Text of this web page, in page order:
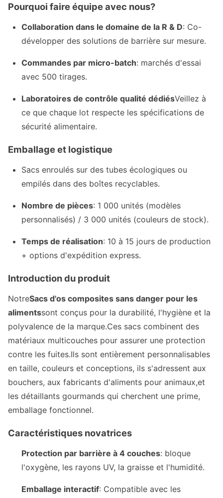
Pourquoi faire équipe avec nous?
Collaboration dans le domaine de la R & D: Co-
développer des solutions de barrière sur mesure.
Commandes par micro-batch: marchés d'essai
avec 500 tirages.
Laboratoires de contrôle qualité dédiésVeillez à
ce que chaque lot respecte les spécifications de
sécurité alimentaire.
Emballage et logistique
Sacs enroulés sur des tubes écologiques ou
empilés dans des boîtes recyclables.
Nombre de pièces: 1 000 unités (modèles
personnalisés) / 3 000 unités (couleurs de stock).
Temps de réalisation: 10 à 15 jours de production
+ options d'expédition express.
Introduction du produit
NotreSacs d'os composites sans danger pour les
alimentssont conçus pour la durabilité, l'hygiène et la
polyvalence de la marque.Ces sacs combinent des
matériaux multicouches pour assurer une protection
contre les fuites.Ils sont entièrement personnalisables
en taille, couleurs et conceptions, ils s'adressent aux
bouchers, aux fabricants d'aliments pour animaux,et
les détaillants gourmands qui cherchent une prime,
emballage fonctionnel.
Caractéristiques novatrices
Protection par barrière à 4 couches: bloque
l'oxygène, les rayons UV, la graisse et l'humidité.
Emballage interactif: Compatible avec les